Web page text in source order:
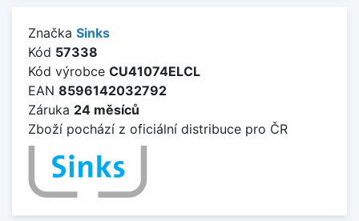
Značka Sinks
Kód 57338
Kód výrobce CU41074ELCL
EAN 8596142032792
Záruka 24 měsíců
Zboží pochází z oficiální distribuce pro ČR